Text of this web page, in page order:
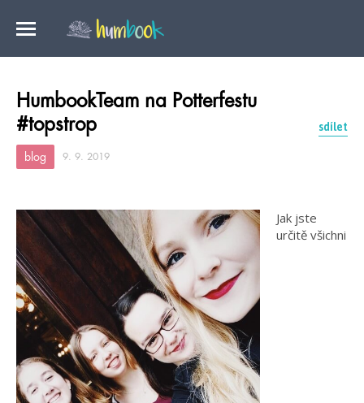
HumbookTeam na Potterfestu
#topstrop
sdílet
blog 9. 9. 2019
Jak jste
určitě všichni